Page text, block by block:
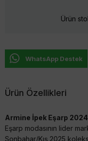
Ürün
WhatsApp Destek
Ürün Özellikleri
Armine İpek Eşarp
Eşarp modasının lider
Sonbahar/Kış 2025